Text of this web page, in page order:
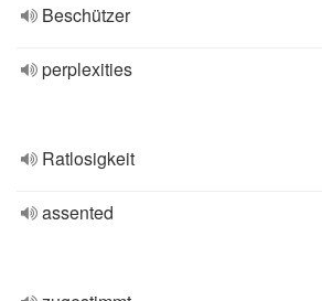
Beschützer
perplexities
Ratlosigkeit
assented